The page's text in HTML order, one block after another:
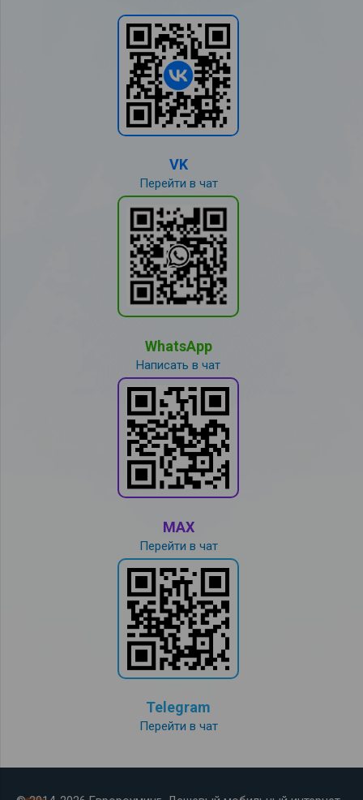
VK
Перейти в чат
WhatsApp
Написать в чат
MAX
Перейти в чат
Telegram
Перейти в чат